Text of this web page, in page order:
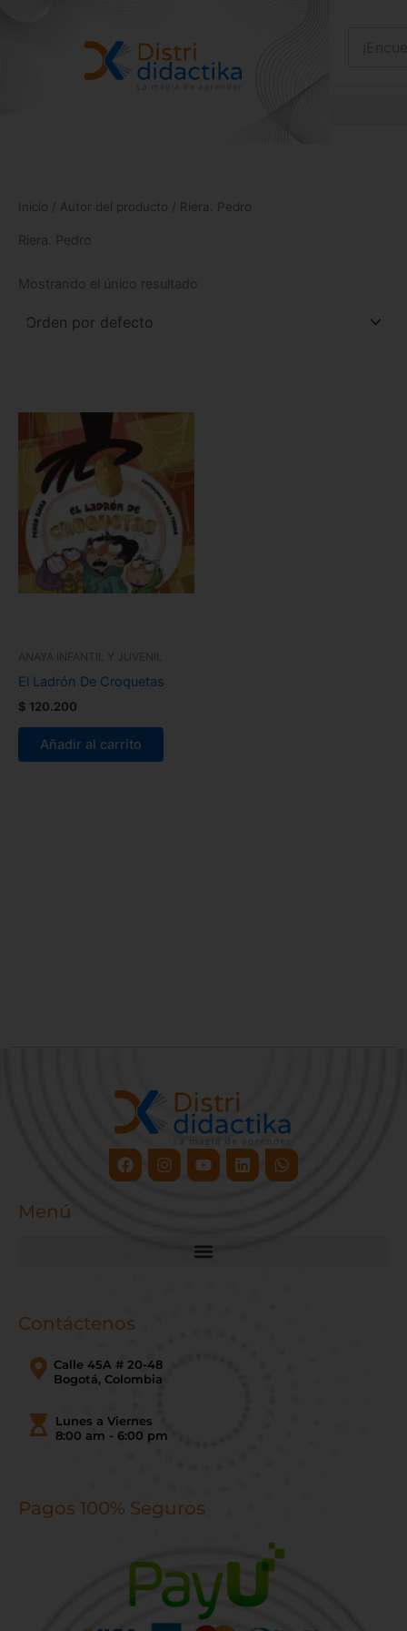
Inicio / Autor del producto / Riera. Pedro
Riera. Pedro
Mostrando el único resultado
ANAYA INFANTIL Y JUVENIL
El Ladrón De Croquetas
$ 120.200
Añadir al carrito
FacebookInstagram
YoutubeLinkedinWhatsapp
Menú
Contáctenos
Calle 45A # 20-48
Bogotá, Colombia
Lunes a Viernes
8:00 am - 6:00 pm
Pagos 100% Seguros